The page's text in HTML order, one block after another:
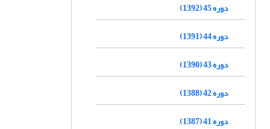
دوره 45 (1392)
دوره 44 (1391)
دوره 43 (1390)
دوره 42 (1388)
دوره 41 (1387)